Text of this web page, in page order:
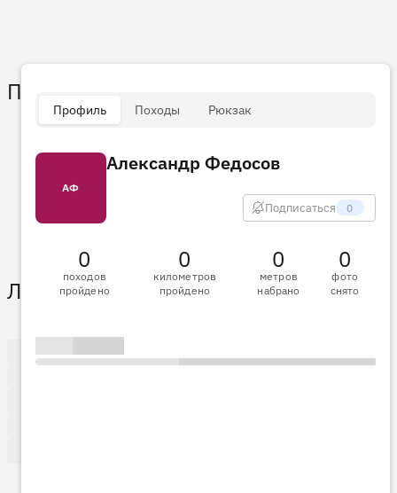
Профиль Походы Рюкзак
АФ
Александр Федосов
Подписаться 0
0
походов
пройдено
0
километров
пройдено
0
метров
набрано
0
фото
снято
Пульс
Лента активности